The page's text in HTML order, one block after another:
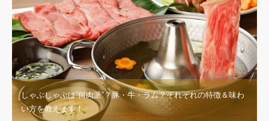
しゃぶしゃぶは”何肉派”？豚・牛・ラム？それぞれの特徴＆味わ
い方を教えます！